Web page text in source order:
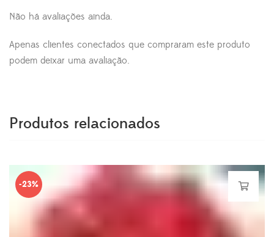
Não há avaliações ainda.
Apenas clientes conectados que compraram este produto
podem deixar uma avaliação.
Produtos relacionados
-23%